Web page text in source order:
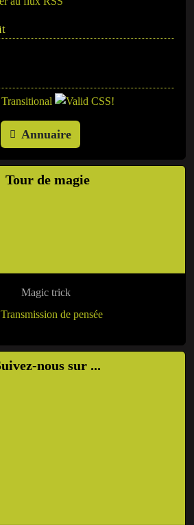
Annuaire
Tour de magie
Transmission de pensée
nous sur ...